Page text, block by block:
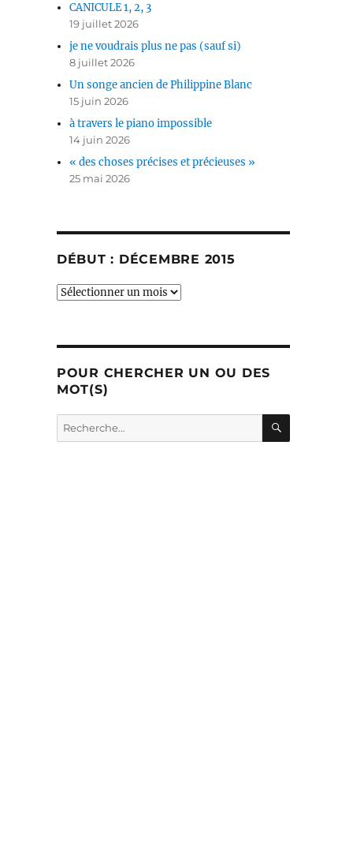
CANICULE 1, 2, 3
19 juillet 2026
je ne voudrais plus ne pas (sauf si)
8 juillet 2026
Un songe ancien de Philippine Blanc
15 juin 2026
à travers le piano impossible
14 juin 2026
« des choses précises et précieuses »
25 mai 2026
DÉBUT : DÉCEMBRE 2015
début
POUR CHERCHER UN OU DES
MOT(S)
Recherche
pour :